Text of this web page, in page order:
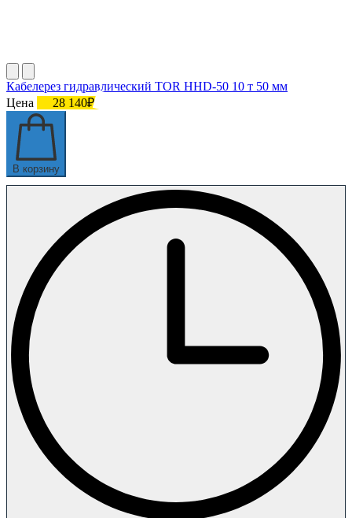
Кабелерез гидравлический TOR HHD-50 10 т 50 мм
Цена
28 140₽
В корзину